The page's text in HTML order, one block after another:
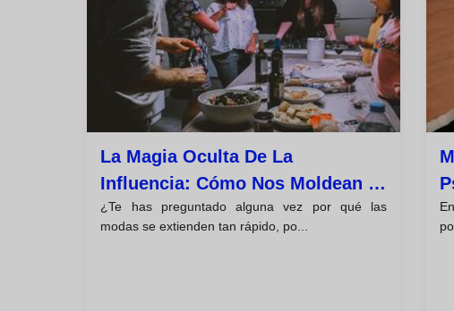
La Magia Oculta De La
Influencia: Cómo Nos Moldean Y
Moldeamos A Los Demás
¿Te has preguntado alguna vez por qué las
modas se extienden tan rápido, po...